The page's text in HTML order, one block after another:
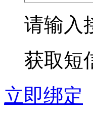
请输入
获取短
立即绑定